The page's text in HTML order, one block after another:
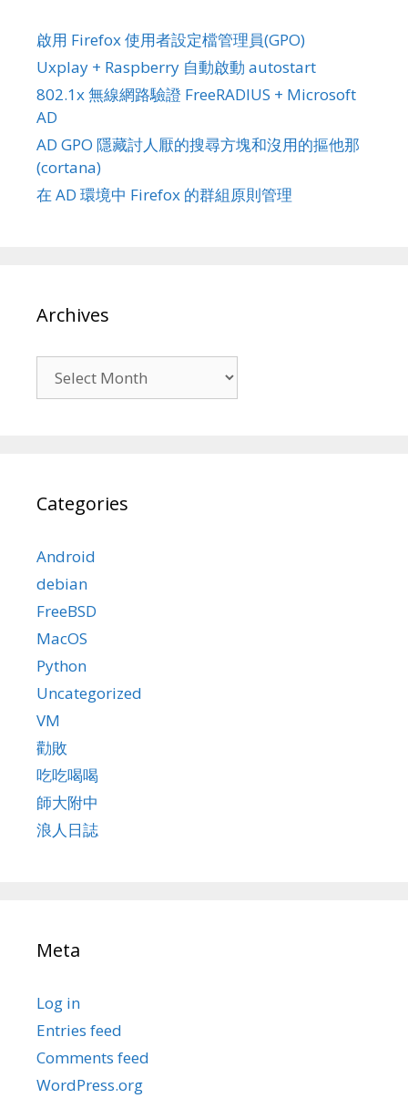
啟用 Firefox 使用者設定檔管理員(GPO)
Uxplay + Raspberry 自動啟動 autostart
802.1x 無線網路驗證 FreeRADIUS + Microsoft
AD
AD GPO 隱藏討人厭的搜尋方塊和沒用的摳他那
(cortana)
在 AD 環境中 Firefox 的群組原則管理
Archives
Categories
Android
debian
FreeBSD
MacOS
Python
Uncategorized
VM
勸敗
吃吃喝喝
師大附中
浪人日誌
Meta
Log in
Entries feed
Comments feed
WordPress.org